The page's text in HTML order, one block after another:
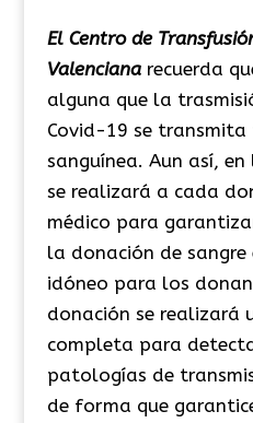
El Centro de
Valencianarecuerda
alguna que la
Covid-19 se
sanguínea. Aun así,
se realizará a cada
médico para
la donación de sangre
idóneo para los
donación se realizará
completa para
patologías de
de forma que